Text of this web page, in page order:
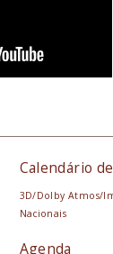
Calendário
3D/Dolby Atmos/
Nacionais
Agenda